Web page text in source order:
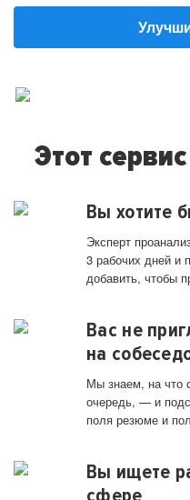
Этот
Вы хотите
Эксперт
3 рабочих дней и
добавить, чтобы
Вас не
на
Мы знаем, на что
очередь, — и
поля резюме и
Вы ищете